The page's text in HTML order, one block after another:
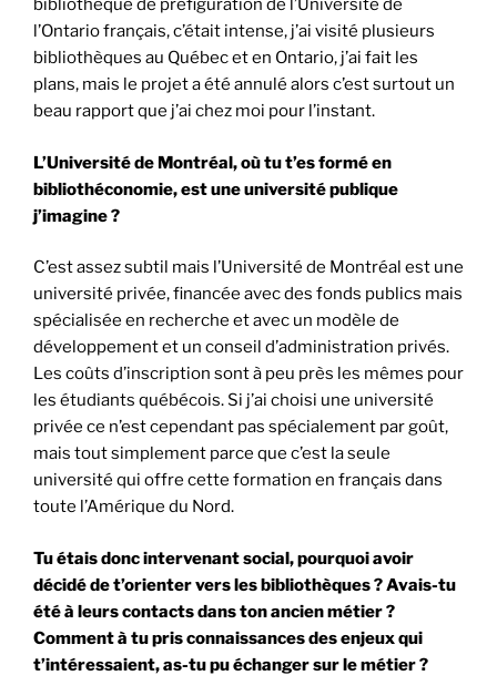
bibliothèque de préfiguration de l’Université de
l’Ontario français, c’était intense, j’ai visité plusieurs
bibliothèques au Québec et en Ontario, j’ai fait les
plans, mais le projet a été annulé alors c’est surtout un
beau rapport que j’ai chez moi pour l’instant.
L’Université de Montréal, où tu t’es formé en
bibliothéconomie, est une université publique
j’imagine ?
C’est assez subtil mais l’Université de Montréal est une
université privée, financée avec des fonds publics mais
spécialisée en recherche et avec un modèle de
développement et un conseil d’administration privés.
Les coûts d’inscription sont à peu près les mêmes pour
les étudiants québécois. Si j’ai choisi une université
privée ce n’est cependant pas spécialement par goût,
mais tout simplement parce que c’est la seule
université qui offre cette formation en français dans
toute l’Amérique du Nord.
Tu étais donc intervenant social, pourquoi avoir
décidé de t’orienter vers les bibliothèques ? Avais-tu
été à leurs contacts dans ton ancien métier ?
Comment à tu pris connaissances des enjeux qui
t’intéressaient, as-tu pu échanger sur le métier ?